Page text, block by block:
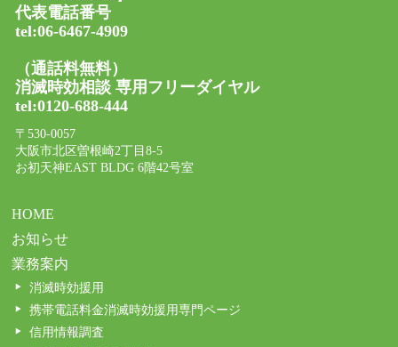
代表電話番号
tel:06-6467-4909
（通話料無料）
消滅時効相談 専用フリーダイヤル
tel:0120-688-444
〒530-0057
大阪市北区曽根崎2丁目8-5
お初天神EAST BLDG 6階42号室
HOME
お知らせ
業務案内
消滅時効援用
携帯電話料金消滅時効援用専門ページ
信用情報調査